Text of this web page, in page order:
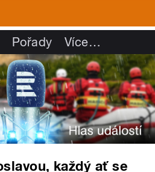
Pořady Více…
každý ať se